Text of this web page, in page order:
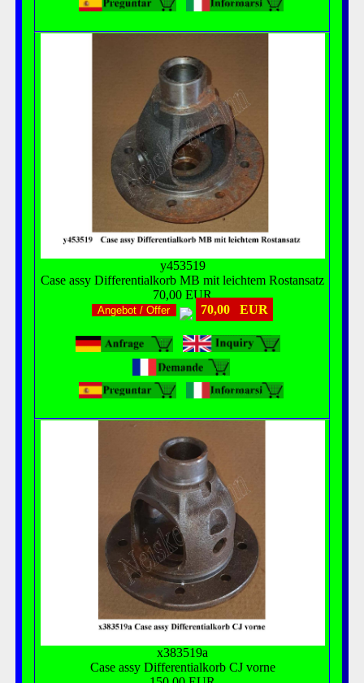
y453519
Case assy Differentialkorb MB mit leichtem Rostansatz
70,00 EUR
Angebot / Offer 70,00 EUR
x383519a
Case assy Differentialkorb CJ vorne